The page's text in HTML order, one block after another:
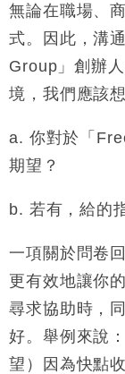
無論在職場、
式。因此，溝
Group 」創辦人
境，我們應該
a. 你對於「
期望？
b. 若有，給的
一項關於問卷
更有效地讓你
尋求協助時，
好。舉例來說
望）因為快點